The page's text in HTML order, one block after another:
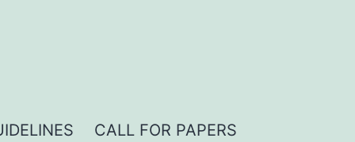
CALL FOR PAPERS